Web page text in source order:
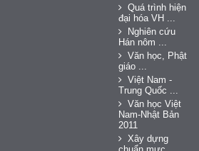
Quá trình hiện
đại hóa VH ...
Nghiên cứu
Hán nôm ...
Văn học, Phật
giáo ...
Việt Nam -
Trung Quốc ...
Văn học Việt
Nam-Nhật Bản
2011
Xây dựng